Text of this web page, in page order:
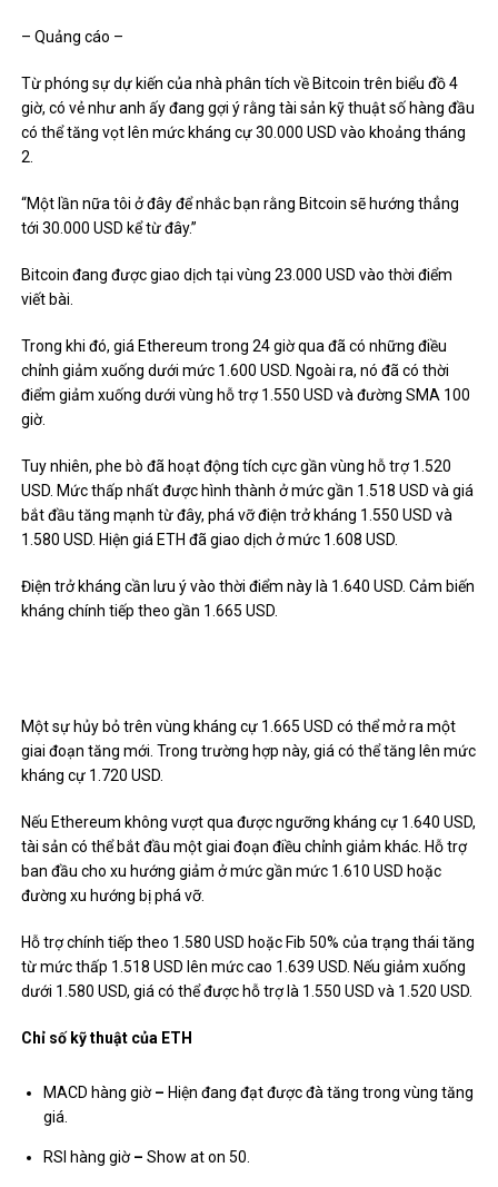
– Quảng cáo –
Từ phóng sự dự kiến ​​của nhà phân tích về Bitcoin trên biểu đồ 4
giờ, có vẻ như anh ấy đang gợi ý rằng tài sản kỹ thuật số hàng đầu
có thể tăng vọt lên mức kháng cự 30.000 USD vào khoảng tháng
2.
“Một lần nữa tôi ở đây để nhắc bạn rằng Bitcoin sẽ hướng thẳng
tới 30.000 USD kể từ đây.”
Bitcoin đang được giao dịch tại vùng 23.000 USD vào thời điểm
viết bài.
Trong khi đó, giá Ethereum trong 24 giờ qua đã có những điều
chỉnh giảm xuống dưới mức 1.600 USD. Ngoài ra, nó đã có thời
điểm giảm xuống dưới vùng hỗ trợ 1.550 USD và đường SMA 100
giờ.
Tuy nhiên, phe bò đã hoạt động tích cực gần vùng hỗ trợ 1.520
USD. Mức thấp nhất được hình thành ở mức gần 1.518 USD và giá
bắt đầu tăng mạnh từ đây, phá vỡ điện trở kháng 1.550 USD và
1.580 USD. Hiện giá ETH đã giao dịch ở mức 1.608 USD.
Điện trở kháng cần lưu ý vào thời điểm này là 1.640 USD.Cảm biến
kháng chính tiếp theo gần 1.665 USD.
Một sự hủy bỏ trên vùng kháng cự 1.665 USD có thể mở ra một
giai đoạn tăng mới. Trong trường hợp này, giá có thể tăng lên mức
kháng cự 1.720 USD.
Nếu Ethereum không vượt qua được ngưỡng kháng cự 1.640 USD,
tài sản có thể bắt đầu một giai đoạn điều chỉnh giảm khác. Hỗ trợ
ban đầu cho xu hướng giảm ở mức gần mức 1.610 USD hoặc
đường xu hướng bị phá vỡ.
Hỗ trợ chính tiếp theo 1.580 USD hoặc Fib 50% của trạng thái tăng
từ mức thấp 1.518 USD lên mức cao 1.639 USD. Nếu giảm xuống
dưới 1.580 USD, giá có thể được hỗ trợ là 1.550 USD và 1.520 USD.
Chỉ số kỹ thuật của ETH
MACD hàng giờ– Hiện đang đạt được đà tăng trong vùng tăng
giá.
RSI hàng giờ– Show at on 50.